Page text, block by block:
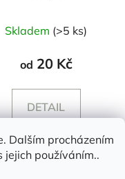
Dalším procházením
používáním..
Skladem (>5 ks)
od 20 Kč
DETAIL